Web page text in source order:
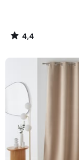
54,99
€. 4,4
/